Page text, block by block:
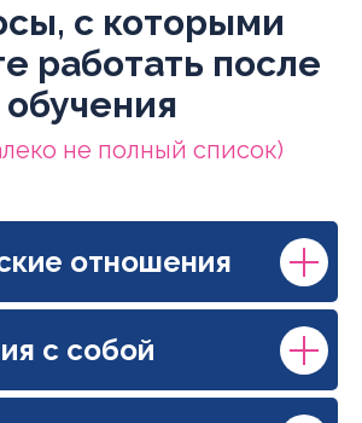
с которыми
работать после
обучения
не полный список)
отношения
с собой